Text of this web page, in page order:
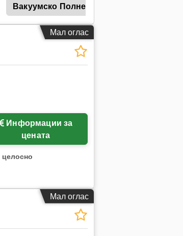
Вакуумско Полнење
Мал оглас
цената
целосно
Мал оглас